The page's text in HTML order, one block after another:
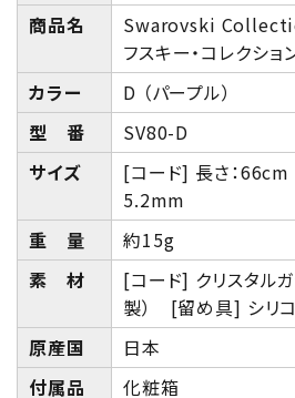
商品名
Swarovski
フスキー・コレクシ
カラー
D （パープル）
型 番
SV80-D
サイズ
[コード] 長さ：
5.2mm
重 量
約15g
素 材
[コード] クリスタル
製） [留め具] シリコ
原産国
日本
付属品
化粧箱